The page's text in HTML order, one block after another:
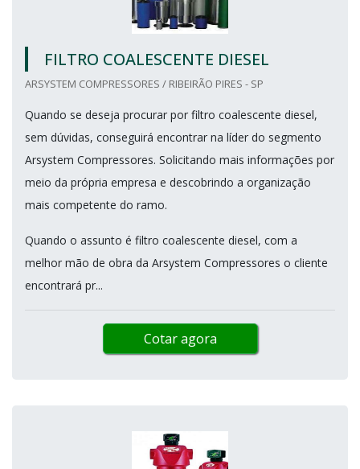
FILTRO COALESCENTE DIESEL
ARSYSTEM COMPRESSORES / RIBEIRÃO PIRES - SP
Quando se deseja procurar por filtro coalescente diesel,
sem dúvidas, conseguirá encontrar na líder do segmento
Arsystem Compressores. Solicitando mais informações por
meio da própria empresa e descobrindo a organização
mais competente do ramo.
Quando o assunto é filtro coalescente diesel, com a
melhor mão de obra da Arsystem Compressores o cliente
encontrará pr...
Cotar agora